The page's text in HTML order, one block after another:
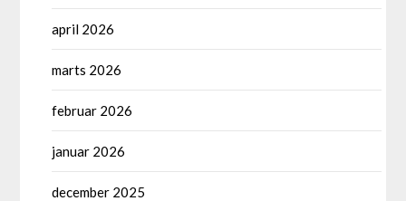
april 2026
marts 2026
februar 2026
januar 2026
december 2025